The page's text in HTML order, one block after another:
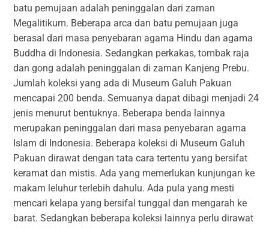
batu pemujaan adalah peninggalan dari zaman
Megalitikum. Beberapa arca dan batu pemujaan juga
berasal dari masa penyebaran agama Hindu dan agama
Buddha di Indonesia. Sedangkan perkakas, tombak raja
dan gong adalah peninggalan di zaman Kanjeng Prebu.
Jumlah koleksi yang ada di Museum Galuh Pakuan
mencapai 200 benda. Semuanya dapat dibagi menjadi 24
jenis menurut bentuknya. Beberapa benda lainnya
merupakan peninggalan dari masa penyebaran agama
Islam di Indonesia. Beberapa koleksi di Museum Galuh
Pakuan dirawat dengan tata cara tertentu yang bersifat
keramat dan mistis. Ada yang memerlukan kunjungan ke
makam leluhur terlebih dahulu. Ada pula yang mesti
mencari kelapa yang bersifal tunggal dan mengarah ke
barat. Sedangkan beberapa koleksi lainnya perlu dirawat